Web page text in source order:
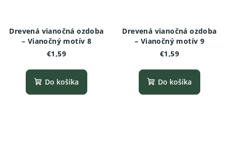
Drevená vianočná ozdoba
– Vianočný motív 8
€1,59
Do košíka
Drevená vianočná ozdoba
– Vianočný motív 9
€1,59
Do košíka